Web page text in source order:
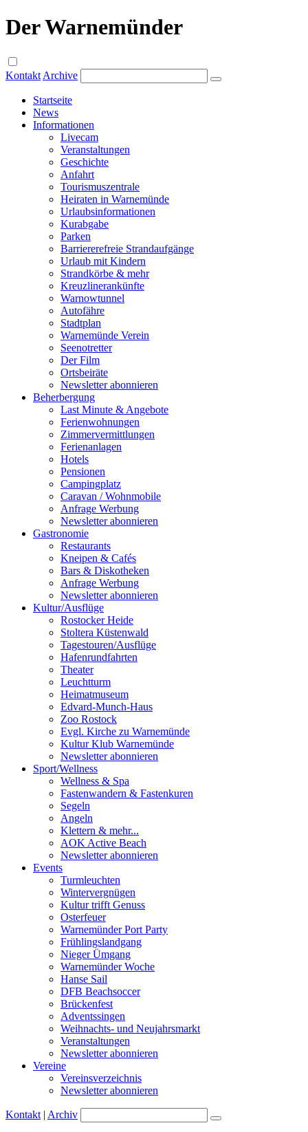
Der Warnemünder
Kontakt Archive
Startseite
News
Informationen
Livecam
Veranstaltungen
Geschichte
Anfahrt
Tourismuszentrale
Heiraten in Warnemünde
Urlaubsinformationen
Kurabgabe
Parken
Barriererefreie Strandaufgänge
Urlaub mit Kindern
Strandkörbe & mehr
Kreuzlinerankünfte
Warnowtunnel
Autofähre
Stadtplan
Warnemünde Verein
Seenotretter
Der Film
Ortsbeiräte
Newsletter abonnieren
Beherbergung
Last Minute & Angebote
Ferienwohnungen
Zimmervermittlungen
Ferienanlagen
Hotels
Pensionen
Campingplatz
Caravan / Wohnmobile
Anfrage Werbung
Newsletter abonnieren
Gastronomie
Restaurants
Kneipen & Cafés
Bars & Diskotheken
Anfrage Werbung
Newsletter abonnieren
Kultur/Ausflüge
Rostocker Heide
Stoltera Küstenwald
Tagestouren/Ausflüge
Hafenrundfahrten
Theater
Leuchtturm
Heimatmuseum
Edvard-Munch-Haus
Zoo Rostock
Evgl. Kirche zu Warnemünde
Kultur Klub Warnemünde
Newsletter abonnieren
Sport/Wellness
Wellness & Spa
Fastenwandern & Fastenkuren
Segeln
Angeln
Klettern & mehr...
AOK Active Beach
Newsletter abonnieren
Events
Turmleuchten
Wintervergnügen
Kultur trifft Genuss
Osterfeuer
Warnemünder Port Party
Frühlingslandgang
Nieger Ümgang
Warnemünder Woche
Hanse Sail
DFB Beachsoccer
Brückenfest
Adventssingen
Weihnachts- und Neujahrsmarkt
Veranstaltungen
Newsletter abonnieren
Vereine
Vereinsverzeichnis
Newsletter abonnieren
Kontakt | Archiv